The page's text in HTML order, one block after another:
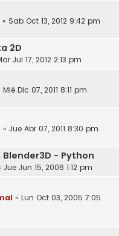
« Sab Oct 13, 2012 9:42 pm
2D
Jul 17, 2012 2:13 pm
Mié Dic 07, 2011 8:11 pm
« Jue Abr 07, 2011 8:30 pm
- Python
Jue Jun 15, 2006 1:12 pm
« Lun Oct 03, 2005 7:05